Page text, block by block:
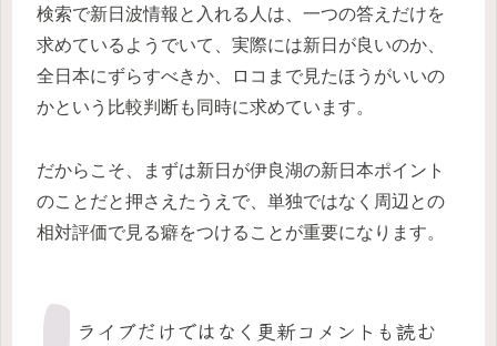
検索で新日波情報と入れる人は、一つの答えだけを
求めているようでいて、実際には新日が良いのか、
全日本にずらすべきか、ロコまで見たほうがいいの
かという比較判断も同時に求めています。
だからこそ、まずは新日が伊良湖の新日本ポイント
のことだと押さえたうえで、単独ではなく周辺との
相対評価で見る癖をつけることが重要になります。
ライブだけではなく更新コメントも読む